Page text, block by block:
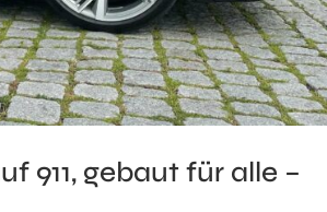
911, gebaut für alle –